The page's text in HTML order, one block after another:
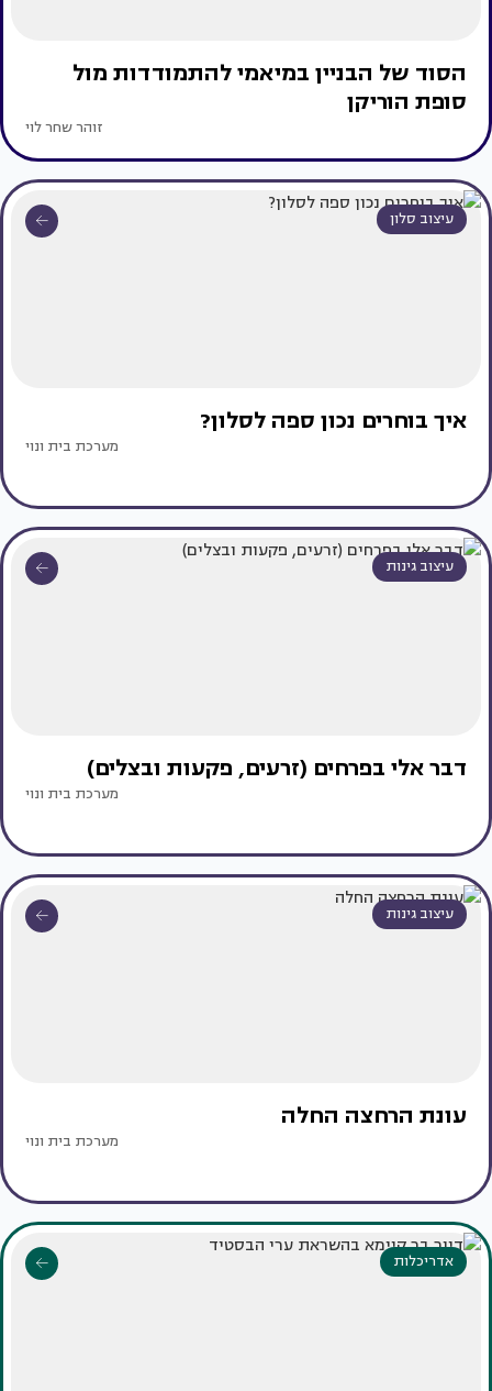
הסוד של הבניין במיאמי להתמודדות מול
סופת הוריקן
זוהר שחר לוי
עיצוב סלון
איך בוחרים נכון ספה לסלון?
מערכת בית ונוי
עיצוב גינות
דבר אלי בפרחים (זרעים, פקעות ובצלים)
מערכת בית ונוי
עיצוב גינות
עונת הרחצה החלה
מערכת בית ונוי
אדריכלות